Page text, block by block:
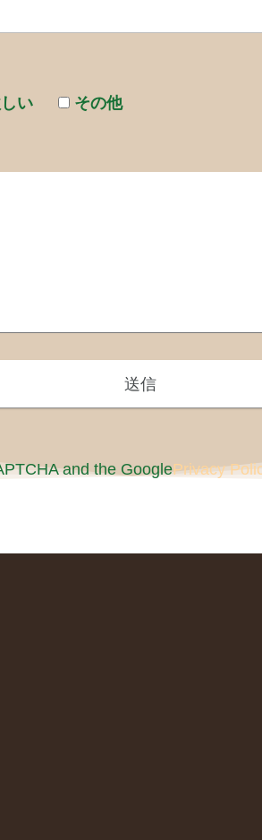
い その他
and the GooglePrivacy